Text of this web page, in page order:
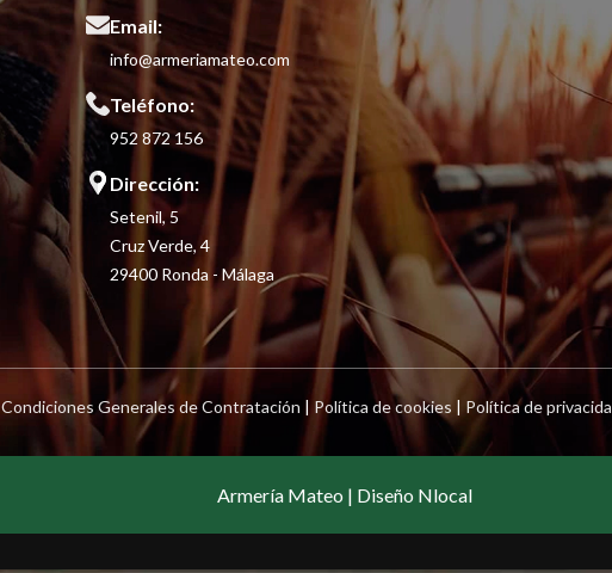
Email:
info@armeriamateo.com
Teléfono:
952 872 156
Dirección:
Setenil, 5
Cruz Verde, 4
29400 Ronda - Málaga
Condiciones Generales de Contratación Política de cookies Política de
Armería Mateo | Diseño Nlocal